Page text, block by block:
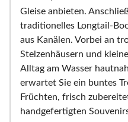
Gleise anbieten.
traditionelles Longtail-
aus Kanälen. Vorbei an
Stelzenhäusern und
Alltag am Wasser
erwartet Sie ein buntes
Früchten, frisch
handgefertigten